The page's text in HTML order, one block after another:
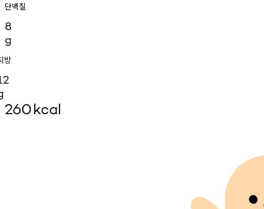
단백질
8
g
방
260kcal